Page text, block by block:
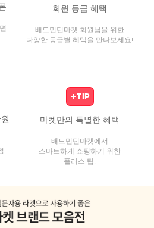
회원 등급 혜택
배드민턴마켓 회원님을 위한
다양한 등급별 혜택을 만나보세요!
마켓만의 특별한 혜택
배드민턴마켓에서
스마트하게 쇼핑하기 위한
플러스 팁!